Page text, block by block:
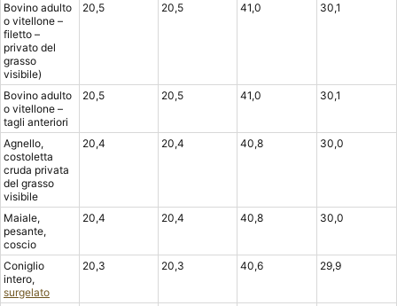
Bovino adulto
o vitellone –
filetto –
privato del
grasso
visibile)
20,5 20,5 41,0 30,1
Bovino adulto
o vitellone –
tagli anteriori
20,5 20,5 41,0 30,1
Agnello,
costoletta
cruda privata
del grasso
visibile
20,4 20,4 40,8 30,0
Maiale,
pesante,
coscio
20,4 20,4 40,8 30,0
Coniglio
intero,
surgelato
20,3 20,3 40,6 29,9